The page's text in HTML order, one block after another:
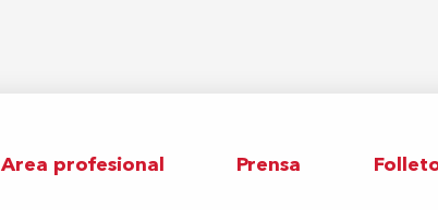
Area profesional Prensa